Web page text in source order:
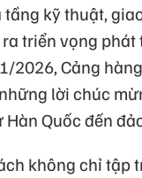
kỹ thuật,
triển vọng
2026, Cảng
lời chúc
Quốc đến
không chỉ tập